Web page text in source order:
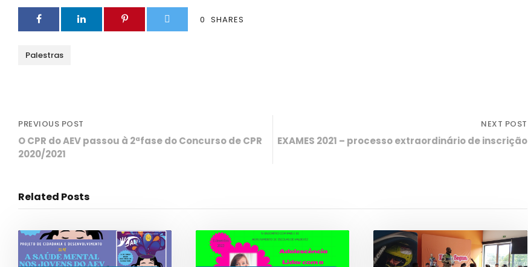
0 SHARES
Palestras
PREVIOUS POST
O CPR do AEV passou à 2ªfase do Concurso de CPR
2020/2021
NEXT POST
EXAMES 2021 – processo extraordinário de inscrição
Related Posts